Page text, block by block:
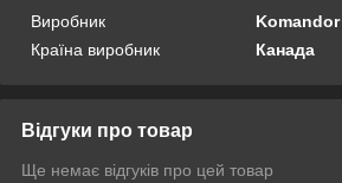
Виробник
Komandor
Країна виробник
Канада
Відгуки про товар
Ще немає відгуків про цей товар